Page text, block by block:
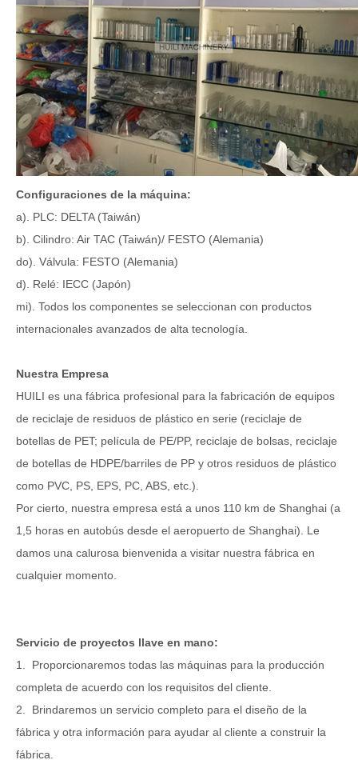
Configuraciones de la máquina:
a). PLC: DELTA (Taiwán)
b). Cilindro: Air TAC (Taiwán)/ FESTO (Alemania)
do). Válvula: FESTO (Alemania)
d). Relé: IECC (Japón)
mi). Todos los componentes se seleccionan con productos
internacionales avanzados de alta tecnología.
Nuestra Empresa
HUILI es una fábrica profesional para la fabricación de equipos
de reciclaje de residuos de plástico en serie (reciclaje de
botellas de PET; película de PE/PP, reciclaje de bolsas, reciclaje
de botellas de HDPE/barriles de PP y otros residuos de plástico
como PVC, PS, EPS, PC, ABS, etc.).
Por cierto, nuestra empresa está a unos 110 km de Shanghai (a
1,5 horas en autobús desde el aeropuerto de Shanghai). Le
damos una calurosa bienvenida a visitar nuestra fábrica en
cualquier momento.
Servicio de proyectos llave en mano:
1. Proporcionaremos todas las máquinas para la producción
completa de acuerdo con los requisitos del cliente.
2. Brindaremos un servicio completo para el diseño de la
fábrica y otra información para ayudar al cliente a construir la
fábrica.